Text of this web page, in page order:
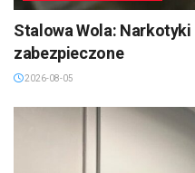
Stalowa Wola:
zabezpieczone
2026-08-05